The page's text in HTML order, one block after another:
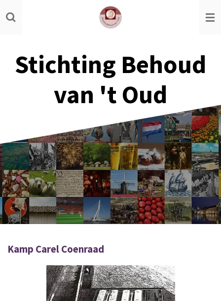
Ga
direct
hoofdinhoud
Stichting Behoud
van 't Oud
Kamp Carel Coenraad